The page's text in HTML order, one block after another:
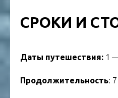
СРОКИ И
Даты путешествия: 1
Продолжительность: